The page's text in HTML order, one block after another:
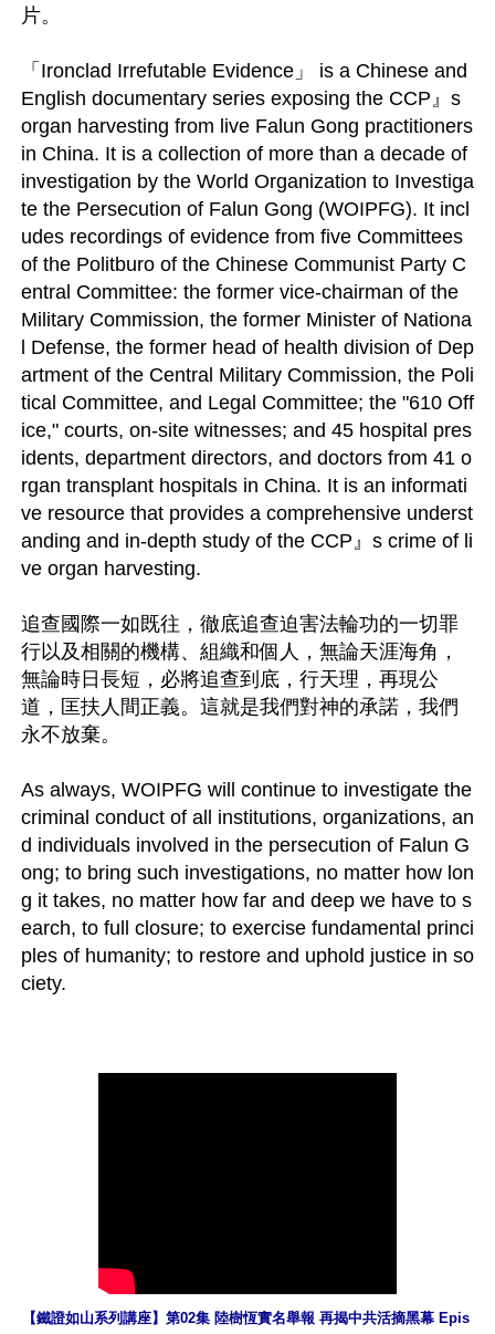
片。
「Ironclad Irrefutable Evidence」 is a Chinese and
English documentary series exposing the CCP』s
organ harvesting from live Falun Gong practitioners
in China. It is a collection of more than a decade of
investigation by the World Organization to Investiga
te the Persecution of Falun Gong (WOIPFG). It incl
udes recordings of evidence from five Committees
of the Politburo of the Chinese Communist Party C
entral Committee: the former vice-chairman of the
Military Commission, the former Minister of Nationa
l Defense, the former head of health division of Dep
artment of the Central Military Commission, the Poli
tical Committee, and Legal Committee; the "610 Off
ice," courts, on-site witnesses; and 45 hospital pres
idents, department directors, and doctors from 41 o
rgan transplant hospitals in China. It is an informati
ve resource that provides a comprehensive underst
anding and in-depth study of the CCP』s crime of li
ve organ harvesting.
追查國際一如既往，徹底追查迫害法輪功的一切罪
行以及相關的機構、組織和個人，無論天涯海角，
無論時日長短，必將追查到底，行天理，再現公
道，匡扶人間正義。這就是我們對神的承諾，我們
永不放棄。
As always, WOIPFG will continue to investigate the
criminal conduct of all institutions, organizations, an
d individuals involved in the persecution of Falun G
ong; to bring such investigations, no matter how lon
g it takes, no matter how far and deep we have to s
earch, to full closure; to exercise fundamental princi
ples of humanity; to restore and uphold justice in so
ciety.
【鐵證如山系列講座】第02集 陸樹恆實名舉報 再揭中共活摘黑幕 Epis